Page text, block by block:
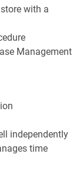
with a
Management
independently
time